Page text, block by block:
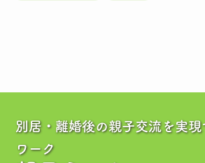
別居・離婚後の親子交流を実現
ワーク